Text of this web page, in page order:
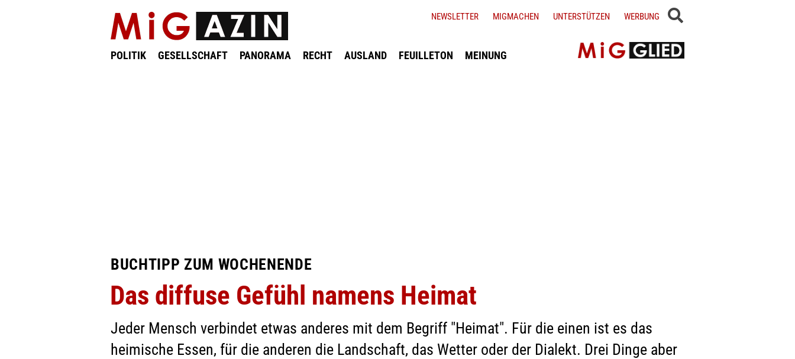
POLITIK GESELLSCHAFT PANORAMA RECHT AUSLAND FEUILLETON MEINUNG
NEWSLETTER MIGMACHEN UNTERSTÜTZEN WERBUNG
BUCHTIPP ZUM WOCHENENDE
Das diffuse Gefühl namens Heimat
Jeder Mensch verbindet etwas anderes mit dem Begriff "Heimat". Für die einen ist es das
heimische Essen, für die anderen die Landschaft, das Wetter oder der Dialekt. Drei Dinge aber